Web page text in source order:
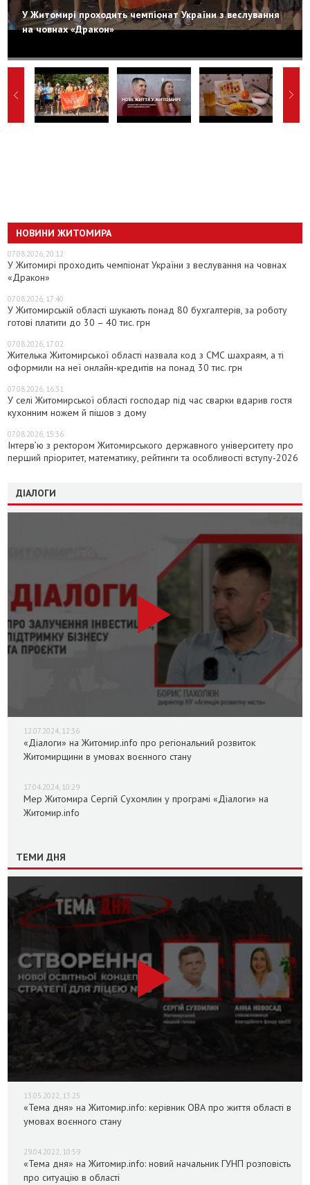
У Житомирі проходить чемпіонат України з веслування
на човнах «Дракон»
НОВИНИ ЖИТОМИРА
07.08.2026, 20:12
У Житомирі проходить чемпіонат України з веслування на човнах
«Дракон»
07.08.2026, 17:40
У Житомирській області шукають понад 80 бухгалтерів, за роботу
готові платити до 30 – 40 тис. грн
07.08.2026, 17:02
Жителька Житомирської області назвала код з СМС шахраям, а ті
оформили на неї онлайн-кредитів на понад 30 тис. грн
07.08.2026, 16:31
У селі Житомирської області господар під час сварки вдарив гостя
кухонним ножем й пішов з дому
07.08.2026, 15:36
Інтерв’ю з ректором Житомирського державного університету про
перший пріоритет, математику, рейтинги та особливості вступу-2026
ДІАЛОГИ
12.07.2024, 12:36
«Діалоги» на Житомир.info про регіональний розвиток
Житомирщини в умовах воєнного стану
17.04.2024, 10:29
Мер Житомира Сергій Сухомлин у програмі «Діалоги» на
Житомир.info
ТЕМИ ДНЯ
13.05.2022, 13:25
«Тема дня» на Житомир.info: керівник ОВА про життя області в
умовах воєнного стану
29.04.2022, 10:59
«Тема дня» на Житомир.info: новий начальник ГУНП розповість
про ситуацію в області